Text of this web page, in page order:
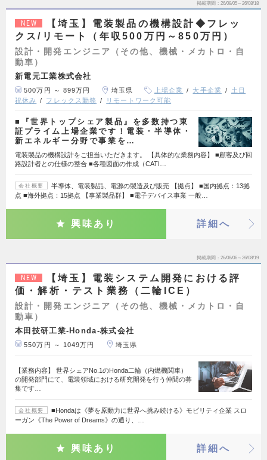
掲載期間 26/08/05～26/08/18
NEW
【埼玉】電装製品の機構設計◆フレッ
クス/リモート（年収500万円～850万円）
設計・開発エンジニア（その他、機械・メカトロ・自
動車）
新電元工業株式会社
500万円 ～ 899万円 埼玉県 上場企業 大手企業
土日
祝休み
フレックス勤務 リモートワーク可能
■『世界トップシェア製品』を多数持つ東
証プライム上場企業です！電装・半導体・
新エネルギー分野で事業を…
電装製品の機構設計をご担当いただきます。 【具体的な業務内容】 ■顧客及び回
路設計者との仕様の整合 ■各種図面の作成（CATI…
会社概要
半導体、電装製品、電源の製造及び販売 【拠点】 ■国内拠点：13拠
点 ■海外拠点：15拠点 【事業製品群】 ■電子デバイス事業 一般…
興味あり 詳細へ
掲載期間 26/08/06～26/08/19
NEW
【埼玉】電装システム開発における評
価・解析・テスト業務（二輪ICE）
設計・開発エンジニア（その他、機械・メカトロ・自
動車）
本田技研工業-Honda-株式会社
550万円 ～ 1049万円 埼玉県
【業務内容】 世界シェアNo.1のHonda二輪（内燃機関車）
の開発部門にて、電装領域における研究開発を行う仲間の募
集です…
会社概要
■Hondaは《夢を原動力に世界へ挑み続ける》モビリティ企業 スロ
ーガン《The Power of Dreams》の通り、…
興味あり 詳細へ